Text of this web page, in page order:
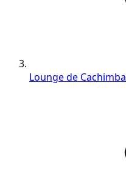
Lounge de Cachimba